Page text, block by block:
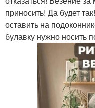
приносить! Да будет
оставить на
булавку нужно носить